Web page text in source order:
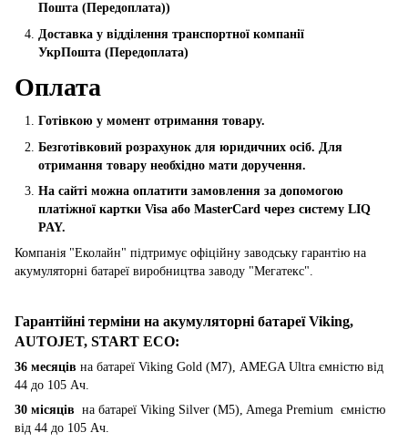
Пошта (Передоплата))
Доставка у відділення транспортної компанії
УкрПошта (Пeредоплата)
Оплата
Готівкою у момент отримання товару.
Безготівковий розрахунок для юридичних осіб. Для
отримання товару необхідно мати доручення.
На сайті можна оплатити замовлення за допомогою
платіжної картки Visa або MasterCard через систему LIQ
PAY.
Компанія "Еколайн" підтримує офіційну заводську гарантію на
акумуляторні батареї виробництва заводу "Мегатекс".
Гарантійні терміни на акумуляторні батареї Viking,
AUTOJET, START ECO:
36 месяців на батареї Viking Gold (M7), AMEGA Ultra ємністю від
44 до 105 Ач.
30 місяців на батареї Viking Silver (M5), Amega Premium ємністю
від 44 до 105 Ач.